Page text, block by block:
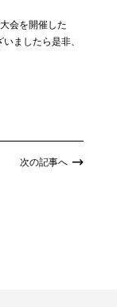
会を開催した
ましたら是非、
次の記事へ